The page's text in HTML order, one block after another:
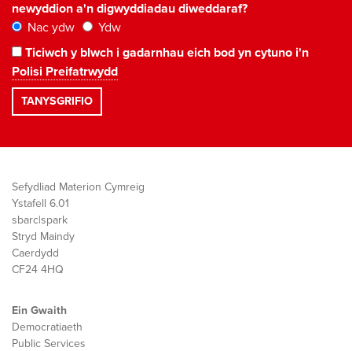
newyddion a'n digwyddiadau diweddaraf?
Nac ydw
Ydw
Ticiwch y blwch i gadarnhau eich bod yn cytuno i'n
Polisi Preifatrwydd
Sefydliad Materion Cymreig
Ystafell 6.01
sbarc|spark
Stryd Maindy
Caerdydd
CF24 4HQ
Ein Gwaith
Democratiaeth
Public Services